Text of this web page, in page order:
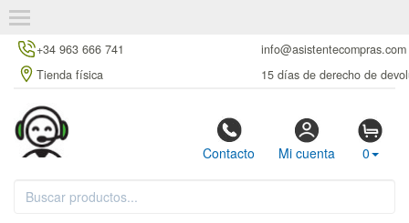
+34 963 666 741
info@asistentecompras.com
Tienda física
15 días de derecho de
Contacto Mi cuenta 0